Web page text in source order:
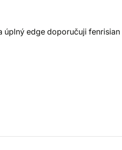
úplný edge doporučuji